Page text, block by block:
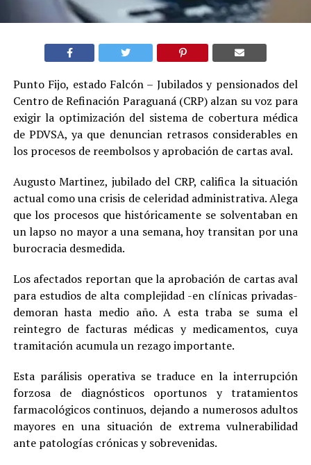
Punto Fijo, estado Falcón – Jubilados y pensionados del
Centro de Refinación Paraguaná (CRP) alzan su voz para
exigir la optimización del sistema de cobertura médica
de PDVSA, ya que denuncian retrasos considerables en
los procesos de reembolsos y aprobación de cartas aval.
Augusto Martinez, jubilado del CRP, califica la situación
actual como una crisis de celeridad administrativa. Alega
que los procesos que históricamente se solventaban en
un lapso no mayor a una semana, hoy transitan por una
burocracia desmedida.
Los afectados reportan que la aprobación de cartas aval
para estudios de alta complejidad -en clínicas privadas-
demoran hasta medio año. A esta traba se suma el
reintegro de facturas médicas y medicamentos, cuya
tramitación acumula un rezago importante.
Esta parálisis operativa se traduce en la interrupción
forzosa de diagnósticos oportunos y tratamientos
farmacológicos continuos, dejando a numerosos adultos
mayores en una situación de extrema vulnerabilidad
ante patologías crónicas y sobrevenidas.